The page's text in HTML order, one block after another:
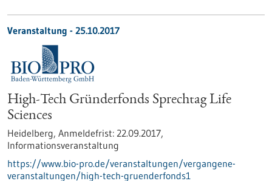
Veranstaltung - 25.10.2017
High-Tech Gründerfonds Sprechtag Life
Sciences
Heidelberg, Anmeldefrist: 22.09.2017,
Informationsveranstaltung
https://www.bio-pro.de/veranstaltungen/vergangene-
veranstaltungen/high-tech-gruenderfonds1